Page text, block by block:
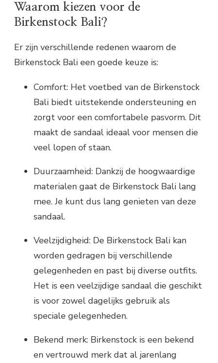
Waarom kiezen voor de
Birkenstock Bali?
Er zijn verschillende redenen waarom de
Birkenstock Bali een goede keuze is:
Comfort: Het voetbed van de Birkenstock
Bali biedt uitstekende ondersteuning en
zorgt voor een comfortabele pasvorm. Dit
maakt de sandaal ideaal voor mensen die
veel lopen of staan.
Duurzaamheid: Dankzij de hoogwaardige
materialen gaat de Birkenstock Bali lang
mee. Je kunt dus lang genieten van deze
sandaal.
Veelzijdigheid: De Birkenstock Bali kan
worden gedragen bij verschillende
gelegenheden en past bij diverse outfits.
Het is een veelzijdige sandaal die geschikt
is voor zowel dagelijks gebruik als
speciale gelegenheden.
Bekend merk: Birkenstock is een bekend
en vertrouwd merk dat al jarenlang